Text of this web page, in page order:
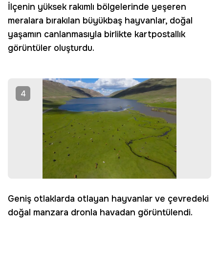
İlçenin yüksek rakımlı bölgelerinde yeşeren
meralara bırakılan büyükbaş hayvanlar, doğal
yaşamın canlanmasıyla birlikte kartpostallık
görüntüler oluşturdu.
4
Geniş otlaklarda otlayan hayvanlar ve çevredeki
doğal manzara dronla havadan görüntülendi.